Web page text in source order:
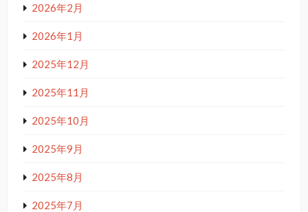
2026年2月
2026年1月
2025年12月
2025年11月
2025年10月
2025年9月
2025年8月
2025年7月